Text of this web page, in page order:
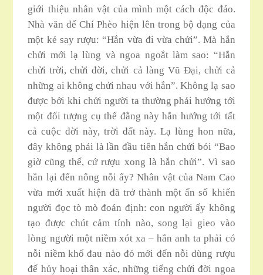
giới thiệu nhân vật của mình một cách độc đáo.
Nhà văn đế Chí Phèo hiện lên trong bộ dạng của
một kẻ say rượu: “Hắn vừa đi vừa chửi”. Mà hắn
chửi mới lạ lùng và ngoa ngoắt làm sao: “Hắn
chửi trời, chửi đời, chửi cả làng Vũ Đại, chửi cả
những ai không chửi nhau với hắn”. Không lạ sao
được bởi khi chửi người ta thường phải hướng tới
một đối tượng cụ thể đằng này hắn hướng tới tất
cả cuộc đời này, trời đất này. Lạ lùng hon nữa,
đây không phải là lần đầu tiên hắn chửi bỏi “Bao
giờ cũng thế, cứ rượu xong là hắn chửi”. Vì sao
hắn lại đến nông nỗi ấy? Nhân vật của Nam Cao
vừa mới xuất hiện đã trở thành một ấn số khiến
người đọc tò mò đoán định: con người ấy không
tạo được chút cảm tính nào, song lại gieo vào
lòng người một niềm xót xa – hắn anh ta phải có
nỗi niềm khố đau nào đó mới đến nỗi dùng rượu
đế hủy hoại thân xác, những tiếng chửi đời ngoa